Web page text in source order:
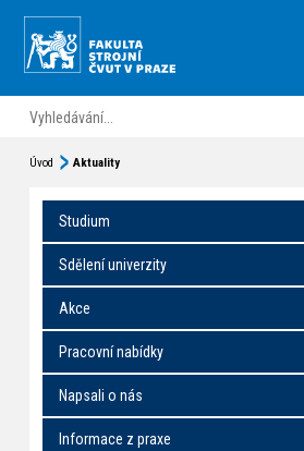
Úvod Aktuality
Studium
Sdělení univerzity
Akce
Pracovní nabídky
Napsali o nás
Informace z praxe